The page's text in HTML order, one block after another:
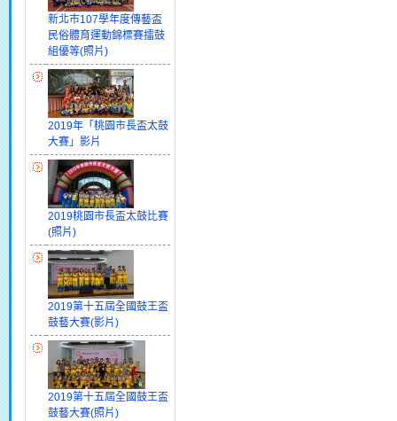
新北市107學年度傳藝盃
民俗體育運動錦標賽擂鼓
組優等(照片)
2019年「桃園市長盃太鼓
大賽」影片
2019桃園市長盃太鼓比賽
(照片)
2019第十五屆全國鼓王盃
鼓藝大賽(影片)
2019第十五屆全國鼓王盃
鼓藝大賽(照片)